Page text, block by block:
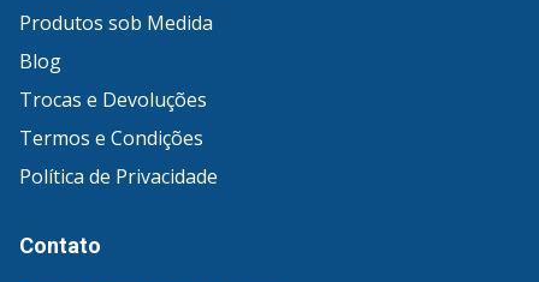
Produtos sob Medida
Blog
Trocas e Devoluções
Termos e Condições
Política de Privacidade
Contato